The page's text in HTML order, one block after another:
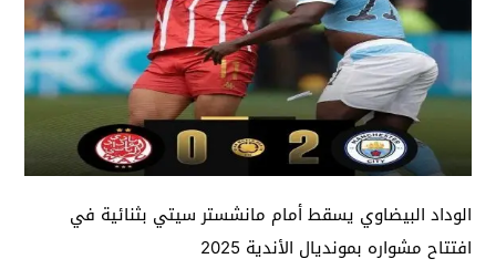
الوداد البيضاوي يسقط أمام مانشستر سيتي بثنائية في
افتتاح مشواره بمونديال الأندية 2025